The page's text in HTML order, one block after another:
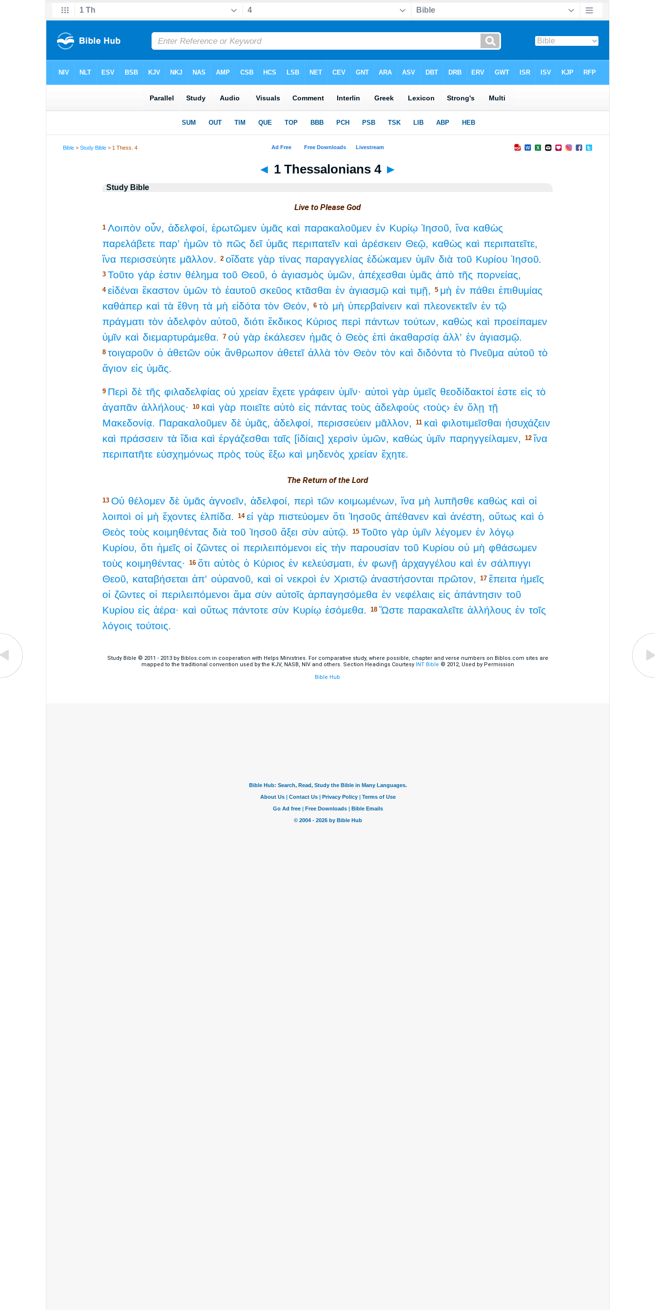
Bible >Study Bible > 1 Thess. 4
◄ 1 Thessalonians 4 ►
Study Bible
Live to Please God
1 Λοιπὸν οὖν, ἀδελφοί, ἐρωτῶμεν ὑμᾶς καὶ παρακαλοῦμεν ἐν Κυρίῳ Ἰησοῦ, ἵνα καθὼς
παρελάβετε παρ’ ἡμῶν τὸ πῶς δεῖ ὑμᾶς περιπατεῖν καὶ ἀρέσκειν Θεῷ, καθὼς καὶ περιπατεῖτε,
ἵνα περισσεύητε μᾶλλον. 2 οἴδατε γὰρ τίνας παραγγελίας ἐδώκαμεν ὑμῖν διὰ τοῦ Κυρίου Ἰησοῦ.
3 Τοῦτο γάρ ἐστιν θέλημα τοῦ Θεοῦ, ὁ ἁγιασμὸς ὑμῶν, ἀπέχεσθαι ὑμᾶς ἀπὸ τῆς πορνείας,
4 εἰδέναι ἕκαστον ὑμῶν τὸ ἑαυτοῦ σκεῦος κτᾶσθαι ἐν ἁγιασμῷ καὶ τιμῇ, 5 μὴ ἐν πάθει ἐπιθυμίας
καθάπερ καὶ τὰ ἔθνη τὰ μὴ εἰδότα τὸν Θεόν, 6 τὸ μὴ ὑπερβαίνειν καὶ πλεονεκτεῖν ἐν τῷ
πράγματι τὸν ἀδελφὸν αὐτοῦ, διότι ἔκδικος Κύριος περὶ πάντων τούτων, καθὼς καὶ προείπαμεν
ὑμῖν καὶ διεμαρτυράμεθα. 7 οὐ γὰρ ἐκάλεσεν ἡμᾶς ὁ Θεὸς ἐπὶ ἀκαθαρσίᾳ ἀλλ’ ἐν ἁγιασμῷ.
8 τοιγαροῦν ὁ ἀθετῶν οὐκ ἄνθρωπον ἀθετεῖ ἀλλὰ τὸν Θεὸν τὸν καὶ διδόντα τὸ Πνεῦμα αὐτοῦ τὸ
ἅγιον εἰς ὑμᾶς.
9 Περὶ δὲ τῆς φιλαδελφίας οὐ χρείαν ἔχετε γράφειν ὑμῖν· αὐτοὶ γὰρ ὑμεῖς θεοδίδακτοί ἐστε εἰς τὸ
ἀγαπᾶν ἀλλήλους· 10 καὶ γὰρ ποιεῖτε αὐτὸ εἰς πάντας τοὺς ἀδελφοὺς ‹τοὺς› ἐν ὅλῃ τῇ
Μακεδονίᾳ. Παρακαλοῦμεν δὲ ὑμᾶς, ἀδελφοί, περισσεύειν μᾶλλον, 11 καὶ φιλοτιμεῖσθαι ἡσυχάζειν
καὶ πράσσειν τὰ ἴδια καὶ ἐργάζεσθαι ταῖς [ἰδίαις] χερσὶν ὑμῶν, καθὼς ὑμῖν παρηγγείλαμεν, 12 ἵνα
περιπατῆτε εὐσχημόνως πρὸς τοὺς ἔξω καὶ μηδενὸς χρείαν ἔχητε.
The Return of the Lord
13 Οὐ θέλομεν δὲ ὑμᾶς ἀγνοεῖν, ἀδελφοί, περὶ τῶν κοιμωμένων, ἵνα μὴ λυπῆσθε καθὼς καὶ οἱ
λοιποὶ οἱ μὴ ἔχοντες ἐλπίδα. 14 εἰ γὰρ πιστεύομεν ὅτι Ἰησοῦς ἀπέθανεν καὶ ἀνέστη, οὕτως καὶ ὁ
Θεὸς τοὺς κοιμηθέντας διὰ τοῦ Ἰησοῦ ἄξει σὺν αὐτῷ. 15 Τοῦτο γὰρ ὑμῖν λέγομεν ἐν λόγῳ
Κυρίου, ὅτι ἡμεῖς οἱ ζῶντες οἱ περιλειπόμενοι εἰς τὴν παρουσίαν τοῦ Κυρίου οὐ μὴ φθάσωμεν
τοὺς κοιμηθέντας· 16 ὅτι αὐτὸς ὁ Κύριος ἐν κελεύσματι, ἐν φωνῇ ἀρχαγγέλου καὶ ἐν σάλπιγγι
Θεοῦ, καταβήσεται ἀπ’ οὐρανοῦ, καὶ οἱ νεκροὶ ἐν Χριστῷ ἀναστήσονται πρῶτον, 17 ἔπειτα ἡμεῖς
οἱ ζῶντες οἱ περιλειπόμενοι ἅμα σὺν αὐτοῖς ἁρπαγησόμεθα ἐν νεφέλαις εἰς ἀπάντησιν τοῦ
Κυρίου εἰς ἀέρα· καὶ οὕτως πάντοτε σὺν Κυρίῳ ἐσόμεθα. 18 Ὥστε παρακαλεῖτε ἀλλήλους ἐν τοῖς
λόγοις τούτοις.
Study Bible © 2011 - 2013 by Biblos.com in cooperation with Helps Ministries. For comparative study, where possible, chapter and verse numbers on Biblos.com sites are
mapped to the traditional convention used by the KJV, NASB, NIV and others. Section Headings Courtesy INT Bible © 2012, Used by Permission
Bible Hub